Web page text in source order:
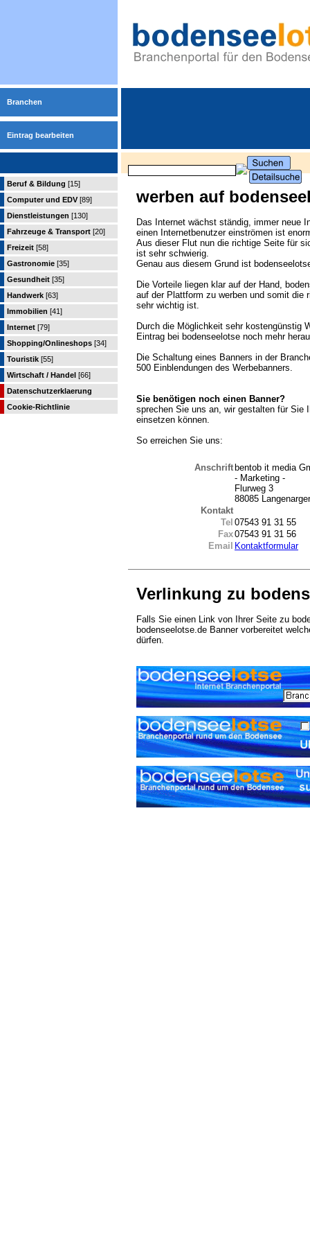
Branchen
Eintrag bearbeiten
Beruf & Bildung [15]
Computer und EDV [89]
Dienstleistungen [130]
Fahrzeuge & Transport [20]
Freizeit [58]
Gastronomie [35]
Gesundheit [35]
Handwerk [63]
Immobilien [41]
Internet [79]
Shopping/Onlineshops [34]
Touristik [55]
Wirtschaft / Handel [66]
Datenschutzerklaerung
Cookie-Richtlinie
werben auf
Das Internet wächst ständig, immer neue
einen Internetbenutzer einströmen ist
Aus dieser Flut nun die richtige Seite für
ist sehr schwierig.
Genau aus diesem Grund ist
Die Vorteile liegen klar auf der Hand,
auf der Plattform zu werben und somit die
sehr wichtig ist.
Durch die Möglichkeit sehr kostengünstig
Eintrag bei bodenseelotse noch mehr
Die Schaltung eines Banners in der
500 Einblendungen des Werbebanners.
Sie benötigen noch einen Banner?
sprechen Sie uns an, wir gestalten für Sie
einsetzen können.
So erreichen Sie uns:
Anschrift bentob it media
- Marketing -
Flurweg 3
88085
Kontakt
Tel 07543 91 31 55
Fax07543 91 31 56
Email Kontaktformular
Verlinkung zu
Falls Sie einen Link von Ihrer Seite zu
bodenseelotse.de Banner vorbereitet
dürfen.